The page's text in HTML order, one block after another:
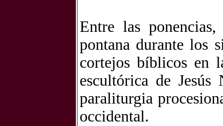
Entre las
pontana durante los
cortejos bíblicos en
escultórica de
paraliturgia
occidental.